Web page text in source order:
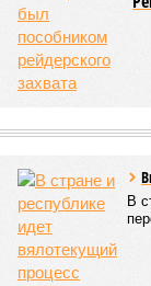
о соответствии
разработанной
Восточный
объектом на
стоимость
федеральную
Восточному